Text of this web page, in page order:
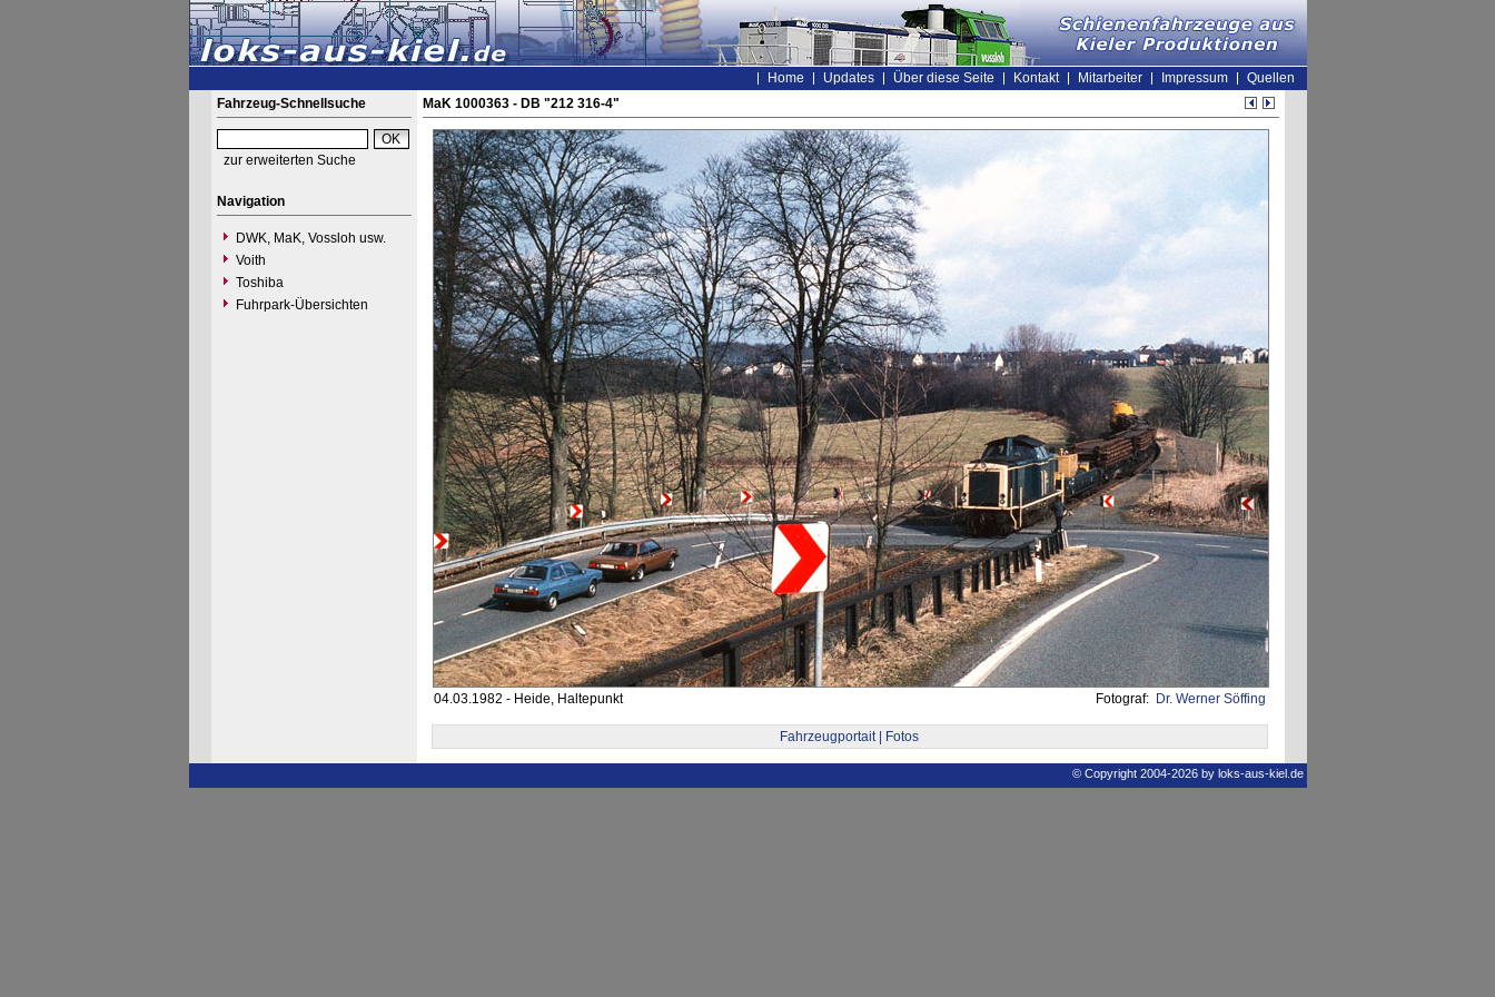
Home Updates Über diese Seite Kontakt Mitarbeiter Impressum
Quellen
Fahrzeug-Schnellsuche
zur erweiterten Suche
Navigation
DWK, MaK, Vossloh usw.
Voith
Toshiba
Fuhrpark-Übersichten
MaK 1000363 - DB "212 316-4"
04.03.1982 - Heide, Haltepunkt Fotograf: Dr. Werner Söffing
Fahrzeugportait | Fotos
© Copyright 2004-2026 by loks-aus-kiel.de